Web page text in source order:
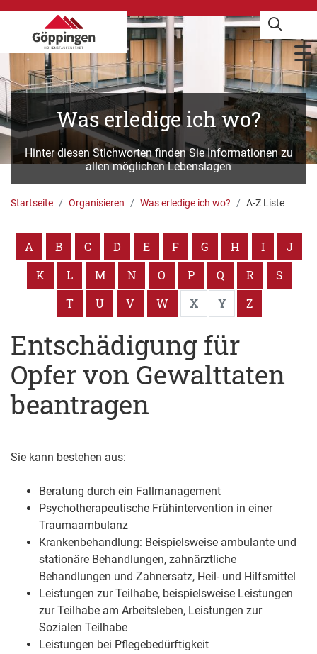
Was erledige ich wo?
Hinter diesen Stichworten finden Sie Informationen zu
allen möglichen Lebenslagen
Startseite Organisieren Was erledige ich wo? A-Z Liste
A B C D E F G H I
J
K
L M N O P Q R
S
T
U V W X Y Z
Entschädigung für
Opfer von Gewalttaten
beantragen
Sie kann bestehen aus:
Beratung durch ein Fallmanagement
Psychotherapeutische Frühintervention in einer
Traumaambulanz
Krankenbehandlung: Beispielsweise ambulante und
stationäre Behandlungen, zahnärztliche
Behandlungen und Zahnersatz, Heil- und Hilfsmittel
Leistungen zur Teilhabe, beispielsweise Leistungen
zur Teilhabe am Arbeitsleben, Leistungen zur
Sozialen Teilhabe
Leistungen bei Pflegebedürftigkeit